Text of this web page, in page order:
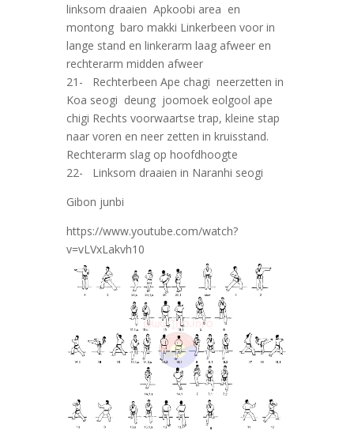
linksom draaien Apkoobi area en
montong baro makki Linkerbeen voor in
lange stand en linkerarm laag afweer en
rechterarm midden afweer
21- Rechterbeen Ape chagi neerzetten in
Koa seogi deung joomoek eolgool ape
chigi Rechts voorwaartse trap, kleine stap
naar voren en neer zetten in kruisstand.
Rechterarm slag op hoofdhoogte
22- Linksom draaien in Naranhi seogi
Gibon junbi
https://www.youtube.com/watch?
v=vLVxLakvh10